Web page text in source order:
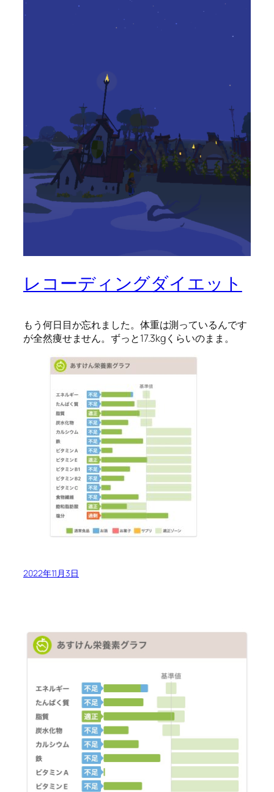
レコーディングダイエット
もう何日目か忘れました。体重は測っているんです
が全然痩せません。ずっと17.3kgくらいのまま。
2022年11月3日